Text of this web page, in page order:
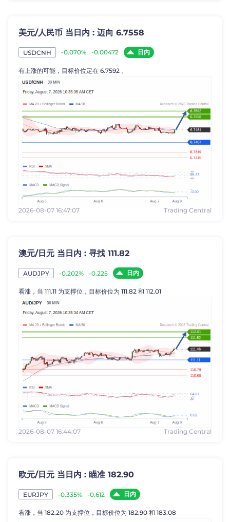
美元/人民币 当日内 : 迈向 6.7558
USDCNH -0.070% -0.00472 日内
有上涨的可能，目标价位定在 6.7592 。
2026-08-07 16:47:07 Trading Central
澳元/日元 当日内 : 寻找 111.82
AUDJPY -0.202% -0.225 日内
看涨，当 111.11 为支撑位，目标价位为 111.82 和 112.01
2026-08-07 16:44:07 Trading Central
欧元/日元 当日内 : 瞄准 182.90
EURJPY -0.335% -0.612 日内
看涨，当 182.20 为支撑位，目标价位为 182.90 和 183.08